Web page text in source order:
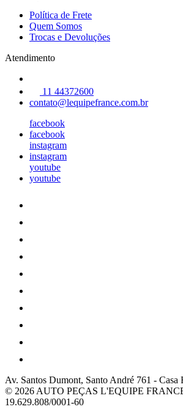
Política de Frete
Quem Somos
Trocas e Devoluções
Atendimento
11 44372600
contato@lequipefrance.com.br
facebook
facebook
instagram
instagram
youtube
youtube
Av. Santos Dumont, Santo André 761 - Casa
© 2026 AUTO PEÇAS L'EQUIPE
19.629.808/0001-60